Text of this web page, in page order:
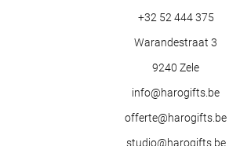
+32 52 444 375
Warandestraat 3
9240 Zele
info@harogifts.be
offerte@harogifts.be
studio@harogifts.be